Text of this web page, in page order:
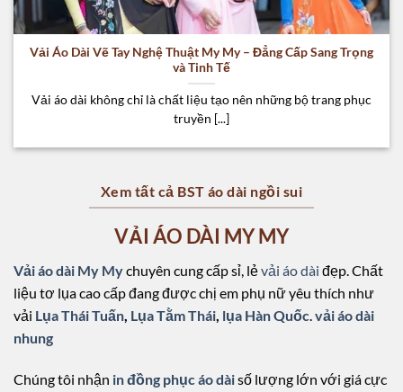
Vải Áo Dài Vẽ Tay Nghệ Thuật My My – Đẳng Cấp Sang Trọng
và Tinh Tế
Vải áo dài không chỉ là chất liệu tạo nên những bộ trang phục
truyền [...]
Xem tất cả BST áo dài ngồi sui
VẢI ÁO DÀI MY MY
Vải áo dài My Mychuyên cung cấp sỉ, lẻvải áo dài đẹp. Chất
liệu tơ lụa cao cấp đang được chị em phụ nữ yêu thích như
vải Lụa Thái Tuấn, Lụa Tằm Thái, lụa Hàn Quốc.vải áo dài
nhung
Chúng tôi nhận in đồng phục áo dàisố lượng lớn với giá cực